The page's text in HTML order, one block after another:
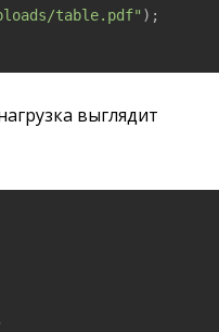
table.pdf"
выглядит